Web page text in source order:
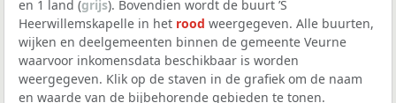
en 1 land (grijs). Bovendien wordt de buurt ’S
Heerwillemskapelle in het rood weergegeven. Alle buurten,
wijken en deelgemeenten binnen de gemeente Veurne
waarvoor inkomensdata beschikbaar is worden
weergegeven. Klik op de staven in de grafiek om de naam
en waarde van de bijbehorende gebieden te tonen.